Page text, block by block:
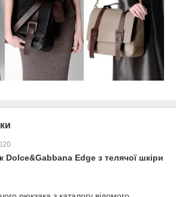
Dolce&Gabbana Edge з телячої шкіри